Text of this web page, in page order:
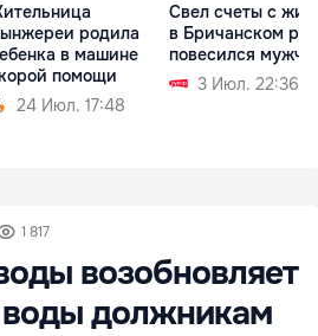
родила
в машине
помощи
24 Июл. 17:48
Свел счеты с
в Бричанском
повесился
3 Июл. 22:36
1 817
возобновляет
должникам